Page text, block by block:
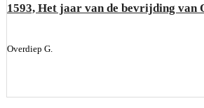
1593, Het jaar van de bevrijding van
Overdiep G.